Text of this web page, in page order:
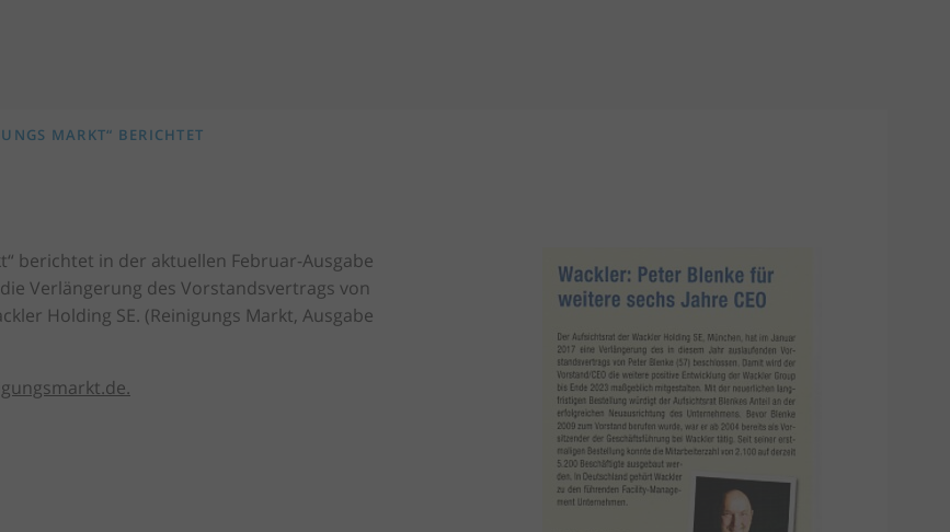
MARKT“ BERICHTET
berichtet in der aktuellen Februar-Ausgabe
Verlängerung des Vorstandsvertrags von
Holding SE. (Reinigungs Markt, Ausgabe